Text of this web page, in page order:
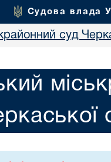
Судова влада
суд